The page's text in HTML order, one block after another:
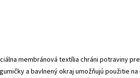
membránová textília chráni potraviny
a bavlnený okraj umožňujú použitie